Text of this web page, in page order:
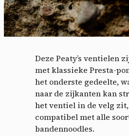
Deze Peaty’s ventielen
met klassieke Presta-
het onderste gedeelte,
naar de zijkanten kan
het ventiel in de velg
compatibel met alle
bandennoodles.